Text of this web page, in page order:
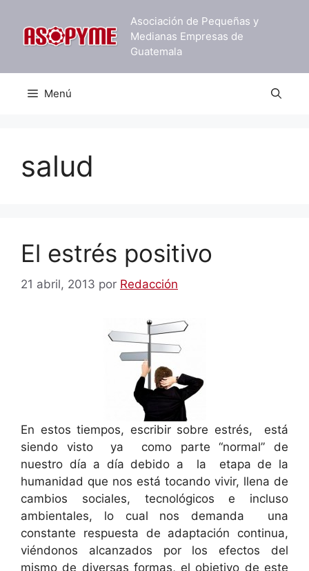
contenido
Asociación de Pequeñas y
Medianas Empresas de
Guatemala
Menú
salud
El estrés positivo
21 abril, 2013 por Redacción
En estos tiempos, escribir sobre estrés, está
siendo visto ya como parte “normal” de
nuestro día a día debido a la etapa de la
humanidad que nos está tocando vivir, llena de
cambios sociales, tecnológicos e incluso
ambientales, lo cual nos demanda una
constante respuesta de adaptación continua,
viéndonos alcanzados por los efectos del
mismo de diversas formas, el objetivo de este